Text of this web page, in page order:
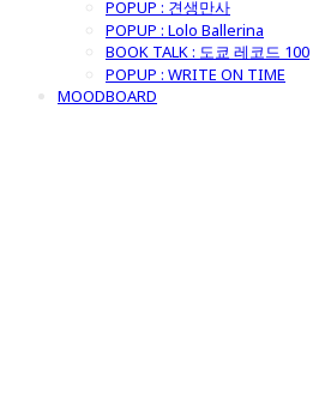
POPUP : 견생만사
POPUP : Lolo Ballerina
BOOK TALK : 도쿄 레코드 100
POPUP : WRITE ON TIME
MOODBOARD